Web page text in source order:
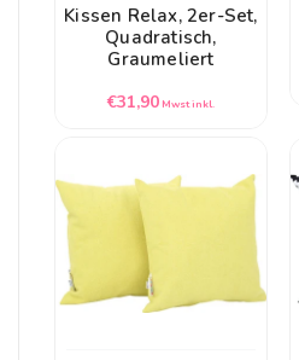
Kissen Relax, 2er-Set,
Quadratisch,
Graumeliert
Normaler
€31,90 Mwst inkl.